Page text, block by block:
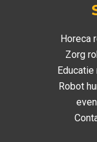
Horeca
Zorg
Robot